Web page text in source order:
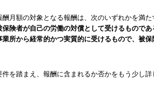
酬月額の対象となる報酬は、次のいずれかを満た
保険者が自己の労働の対償として受けるものであ
業所から経常的かつ実質的に受けるもので、被
件を踏まえ、報酬に含まれるか否かをもう少し詳